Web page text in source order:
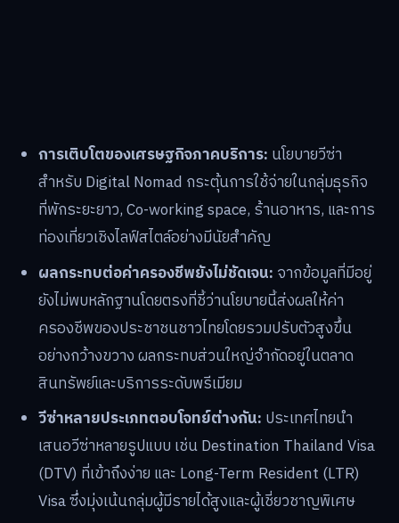
การเติบโตของเศรษฐกิจภาคบริการ: นโยบายวีซ่า
สำหรับ Digital Nomad กระตุ้นการใช้จ่ายในกลุ่มธุรกิจ
ที่พักระยะยาว, Co-working space, ร้านอาหาร, และการ
ท่องเที่ยวเชิงไลฟ์สไตล์อย่างมีนัยสำคัญ
ผลกระทบต่อค่าครองชีพยังไม่ชัดเจน: จากข้อมูลที่มีอยู่
ยังไม่พบหลักฐานโดยตรงที่ชี้ว่านโยบายนี้ส่งผลให้ค่า
ครองชีพของประชาชนชาวไทยโดยรวมปรับตัวสูงขึ้น
อย่างกว้างขวาง ผลกระทบส่วนใหญ่จำกัดอยู่ในตลาด
สินทรัพย์และบริการระดับพรีเมียม
วีซ่าหลายประเภทตอบโจทย์ต่างกัน: ประเทศไทยนำ
เสนอวีซ่าหลายรูปแบบ เช่น Destination Thailand Visa
(DTV) ที่เข้าถึงง่าย และ Long-Term Resident (LTR)
Visa ซึ่งมุ่งเน้นกลุ่มผู้มีรายได้สูงและผู้เชี่ยวชาญพิเศษ